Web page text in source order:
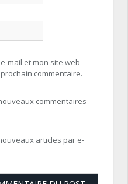
mail et mon site web
commentaire.
commentaires
articles par e-